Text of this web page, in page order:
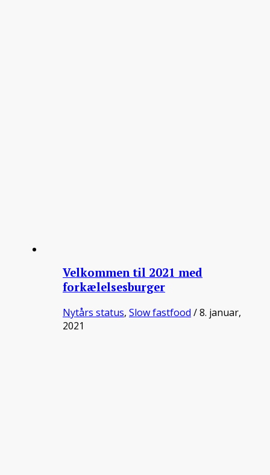
Velkommen til 2021 med
forkælelsesburger
Nytårs status, Slow fastfood / 8. januar,
2021